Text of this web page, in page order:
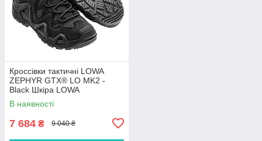
Кроссівки тактичні LOWA
ZEPHYR GTX® LO MK2 -
Black Шкіра LOWA
Всесезонний
В наявності
7 684 ₴ 9 040 ₴